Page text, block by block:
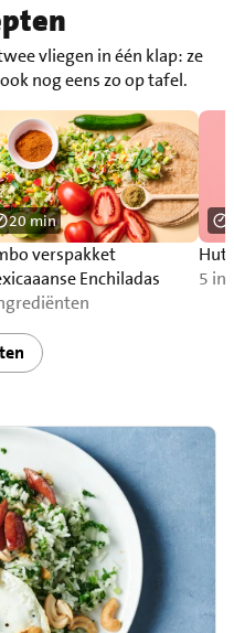
vliegen in één klap: ze
nog eens zo op tafel.
verspakket
Enchiladas
20 min
5